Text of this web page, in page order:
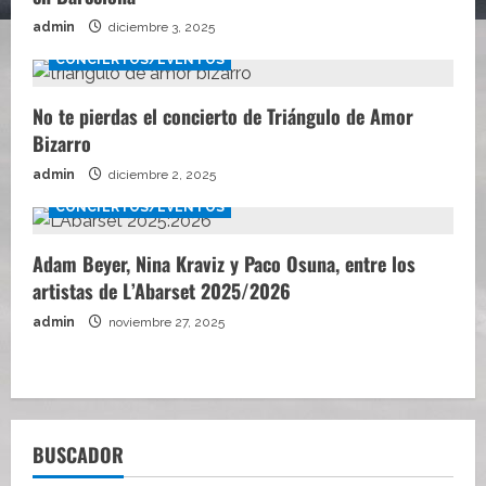
admin diciembre 3, 2025
CONCIERTOS/EVENTOS
No te pierdas el concierto de Triángulo de Amor
Bizarro
admin diciembre 2, 2025
CONCIERTOS/EVENTOS
Adam Beyer, Nina Kraviz y Paco Osuna, entre los
artistas de L’Abarset 2025/2026
admin noviembre 27, 2025
BUSCADOR